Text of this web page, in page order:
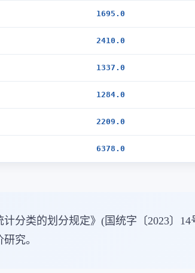
1695.0
2410.0
1337.0
1284.0
2209.0
6378.0
分类的划分规定》(国统字〔2023〕14
究。